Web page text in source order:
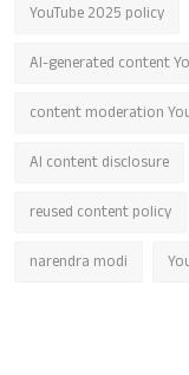
YouTube 2025 policy
AI-generated content
content moderation
AI content disclosure
reused content policy
narendra modi